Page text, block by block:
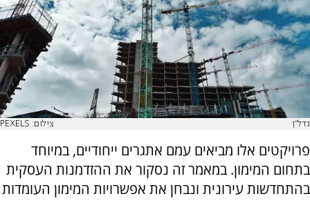
נדל"ן צילום: PEXELS
פרויקטים אלו מביאים עמם אתגרים ייחודיים, במיוחד
בתחום המימון. במאמר זה נסקור את ההזדמנות העסקית
בהתחדשות עירונית ונבחן את אפשרויות המימון העומדות